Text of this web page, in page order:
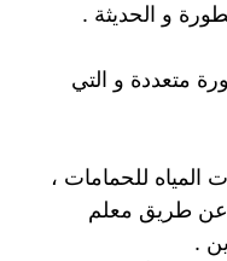
و الحديثة .
متعددة و التي
المياه للحمامات ،
عن طريق معلم
.